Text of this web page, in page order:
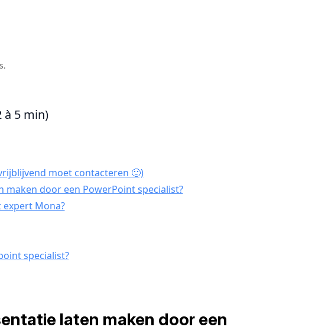
à 5 min)
moet contacteren 🙂)
door een PowerPoint specialist?
Mona?
specialist?
laten maken door een